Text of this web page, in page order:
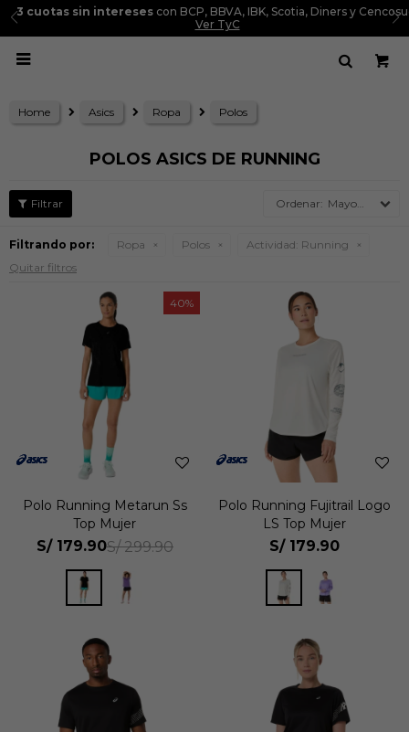
3 cuotas sin interesescon BCP, BBVA, IBK, Scotia, Diners y Cencosud.
Ver TyC

Home Asics Ropa Polos
POLOS ASICS DE RUNNING
Mayor precio
Filtrando por: Ropa Polos Actividad: Running
Quitar filtros
40
Polo Running Metarun Ss
Top Mujer
S/ 179.90S/ 299.90
Polo Running Fujitrail Logo
LS Top Mujer
S/ 179.90